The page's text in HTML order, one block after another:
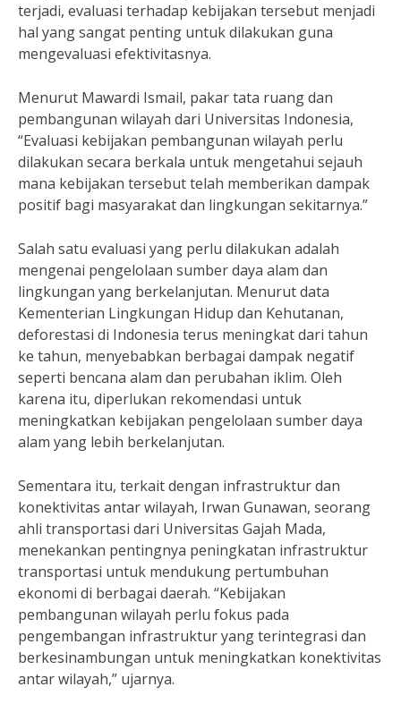
terjadi, evaluasi terhadap kebijakan tersebut menjadi
hal yang sangat penting untuk dilakukan guna
mengevaluasi efektivitasnya.
Menurut Mawardi Ismail, pakar tata ruang dan
pembangunan wilayah dari Universitas Indonesia,
“Evaluasi kebijakan pembangunan wilayah perlu
dilakukan secara berkala untuk mengetahui sejauh
mana kebijakan tersebut telah memberikan dampak
positif bagi masyarakat dan lingkungan sekitarnya.”
Salah satu evaluasi yang perlu dilakukan adalah
mengenai pengelolaan sumber daya alam dan
lingkungan yang berkelanjutan. Menurut data
Kementerian Lingkungan Hidup dan Kehutanan,
deforestasi di Indonesia terus meningkat dari tahun
ke tahun, menyebabkan berbagai dampak negatif
seperti bencana alam dan perubahan iklim. Oleh
karena itu, diperlukan rekomendasi untuk
meningkatkan kebijakan pengelolaan sumber daya
alam yang lebih berkelanjutan.
Sementara itu, terkait dengan infrastruktur dan
konektivitas antar wilayah, Irwan Gunawan, seorang
ahli transportasi dari Universitas Gajah Mada,
menekankan pentingnya peningkatan infrastruktur
transportasi untuk mendukung pertumbuhan
ekonomi di berbagai daerah. “Kebijakan
pembangunan wilayah perlu fokus pada
pengembangan infrastruktur yang terintegrasi dan
berkesinambungan untuk meningkatkan konektivitas
antar wilayah,” ujarnya.